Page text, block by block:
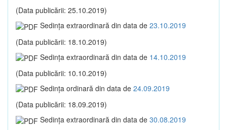
(Data publicării: 25.10.2019)
Sedinţa extraordinară din data de 23.10.2019
(Data publicării: 18.10.2019)
Sedinţa extraordinară din data de 14.10.2019
(Data publicării: 10.10.2019)
Sedinţa ordinară din data de 24.09.2019
(Data publicării: 18.09.2019)
Sedinţa extraordinară din data de 30.08.2019